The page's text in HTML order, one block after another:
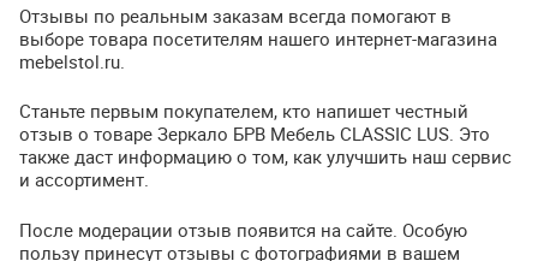
Отзывы по реальным заказам всегда помогают в
выборе товара посетителям нашего интернет-магазина
mebelstol.ru.
Станьте первым покупателем, кто напишет честный
отзыв о товаре Зеркало БРВ Мебель CLASSIC LUS. Это
также даст информацию о том, как улучшить наш сервис
и ассортимент.
После модерации отзыв появится на сайте. Особую
пользу принесут отзывы с фотографиями в вашем